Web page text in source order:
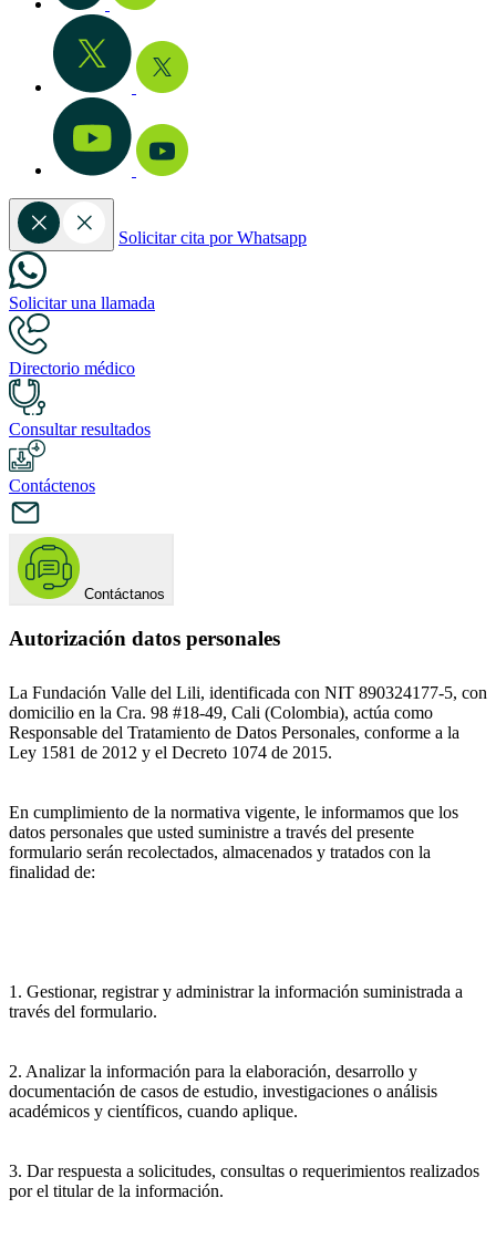
Solicitar cita por Whatsapp
Solicitar una llamada
Directorio médico
Consultar resultados
Contáctenos
Contáctanos
Autorización datos personales
La Fundación Valle del Lili, identificada con NIT 890324177-5, con
domicilio en la Cra. 98 #18-49, Cali (Colombia), actúa como
Responsable del Tratamiento de Datos Personales, conforme a la
Ley 1581 de 2012 y el Decreto 1074 de 2015.
En cumplimiento de la normativa vigente, le informamos que los
datos personales que usted suministre a través del presente
formulario serán recolectados, almacenados y tratados con la
finalidad de:
1. Gestionar, registrar y administrar la información suministrada a
través del formulario.
2. Analizar la información para la elaboración, desarrollo y
documentación de casos de estudio, investigaciones o análisis
académicos y científicos, cuando aplique.
3. Dar respuesta a solicitudes, consultas o requerimientos realizados
por el titular de la información.